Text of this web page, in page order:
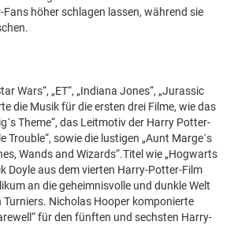
höher schlagen lassen, während sie
Wars“, „ET“, „Indiana Jones“, „Jurassic
die Musik für die ersten drei Filme, wie das
Theme“, das Leitmotiv der Harry Potter-
Trouble“, sowie die lustigen „Aunt Marge´s
Wands and Wizards“.Titel wie „Hogwarts
Doyle aus dem vierten Harry-Potter-Film
an die geheimnisvolle und dunkle Welt
Turniers. Nicholas Hooper komponierte
für den fünften und sechsten Harry-